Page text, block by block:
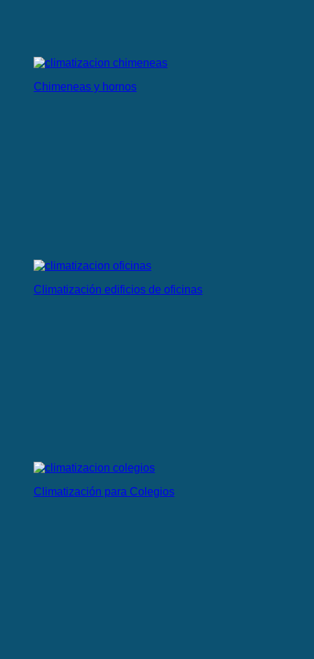
Chimeneas y hornos
Climatización edificios de oficinas
Climatización para Colegios